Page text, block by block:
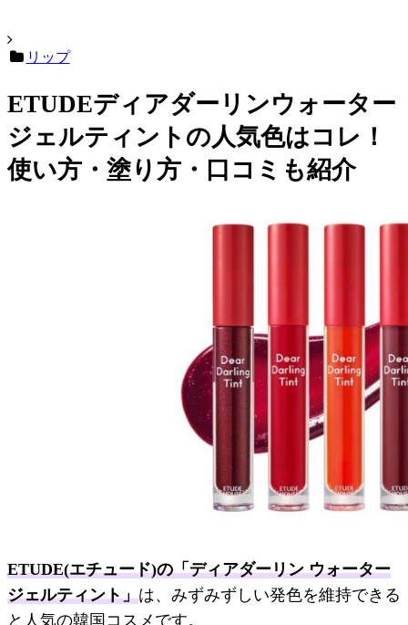
リップ
ETUDEディアダーリンウォーター
ジェルティントの人気色はコレ！
使い方・塗り方・口コミも紹介
ETUDE(エチュード)の「ディアダーリン ウォーター
ジェルティント」は、みずみずしい発色を維持できる
と人気の韓国コスメです。